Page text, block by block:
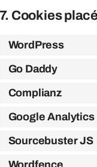
7. Cookies
WordPress
Go Daddy
Complianz
Google Analytics
Sourcebuster JS
Wordfence